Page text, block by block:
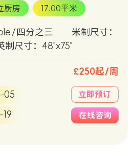
厨房 17.00平米
四分之三
米制尺寸：
制尺寸：48"x75"
£250起/周
05 立即预订
在线咨询